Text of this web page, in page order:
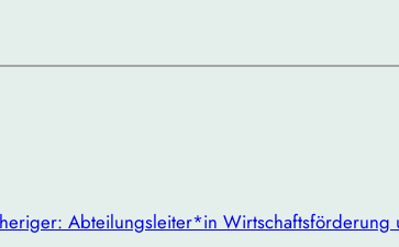
Abteilungsleiter*in Wirtschaftsförderung